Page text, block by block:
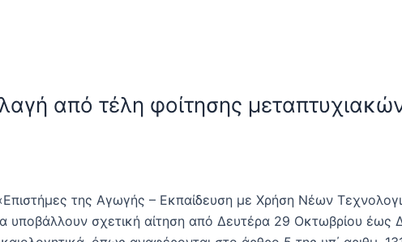
από τέλη φοίτησης
της Αγωγής – Εκπαίδευση με Χρήση Νέων
υποβάλλουν σχετική αίτηση από Δευτέρα 29 Οκτωβρίου έως